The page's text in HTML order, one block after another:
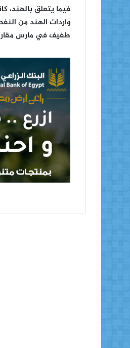
واردات الهند من
طفيف في مارس مقارنة بشهر فبراير